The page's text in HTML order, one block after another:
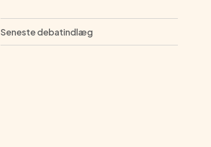
Seneste debatindlæg